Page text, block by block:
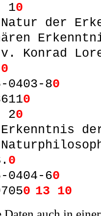
10
Natur der
Konrad
0
0403-80
0
20
Erkenntnis
0
0404-60
0 13 10